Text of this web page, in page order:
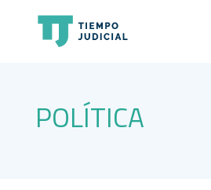
POLÍTICA